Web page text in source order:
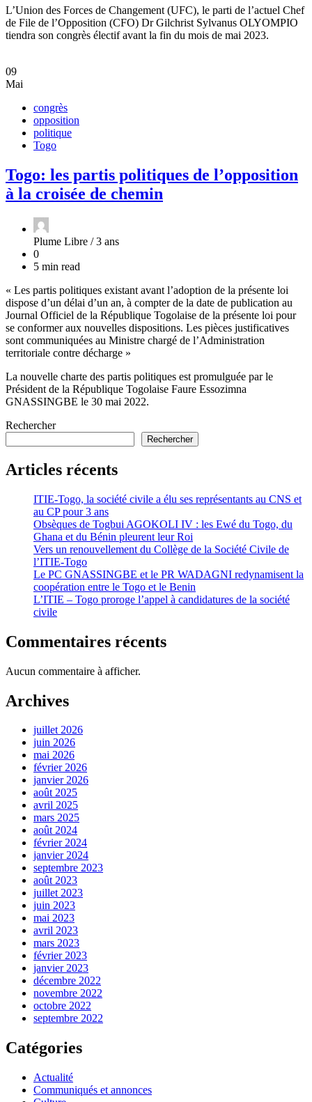
L’Union des Forces de Changement (UFC), le parti de l’actuel Chef
de File de l’Opposition (CFO) Dr Gilchrist Sylvanus OLYOMPIO
tiendra son congrès électif avant la fin du mois de mai 2023.
09
Mai
congrès
opposition
politique
Togo
Togo: les partis politiques de l’opposition
à la croisée de chemin
Plume Libre /3 ans
0
5 min read
« Les partis politiques existant avant l’adoption de la présente loi
dispose d’un délai d’un an, à compter de la date de publication au
Journal Officiel de la République Togolaise de la présente loi pour
se conformer aux nouvelles dispositions. Les pièces justificatives
sont communiquées au Ministre chargé de l’Administration
territoriale contre décharge »
La nouvelle charte des partis politiques est promulguée par le
Président de la République Togolaise Faure Essozimna
GNASSINGBE le 30 mai 2022.
Rechercher
Rechercher
Articles récents
ITIE-Togo, la société civile a élu ses représentants au CNS et
au CP pour 3 ans
Obsèques de Togbui AGOKOLI IV : les Ewé du Togo, du
Ghana et du Bénin pleurent leur Roi
Vers un renouvellement du Collège de la Société Civile de
l’ITIE-Togo
Le PC GNASSINGBE et le PR WADAGNI redynamisent la
coopération entre le Togo et le Benin
L’ITIE – Togo proroge l’appel à candidatures de la société
civile
Commentaires récents
Aucun commentaire à afficher.
Archives
juillet 2026
juin 2026
mai 2026
février 2026
janvier 2026
août 2025
avril 2025
mars 2025
août 2024
février 2024
janvier 2024
septembre 2023
août 2023
juillet 2023
juin 2023
mai 2023
avril 2023
mars 2023
février 2023
janvier 2023
décembre 2022
novembre 2022
octobre 2022
septembre 2022
Catégories
Actualité
Communiqués et annonces